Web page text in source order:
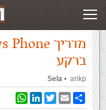
עמוד ראשי
קבצים ברקע
ברקע
arikp
‏ •
Sela
LinkedInTwitterEmailShare